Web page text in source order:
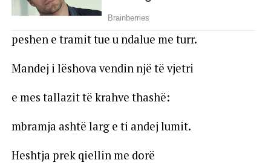
peshen e tramit tue u ndalue me turr.
Mandej i lëshova vendin një të vjetri
e mes tallazit të krahve thashë:
mbramja ashtë larg e ti andej lumit.
Heshtja prek qiellin me dorë